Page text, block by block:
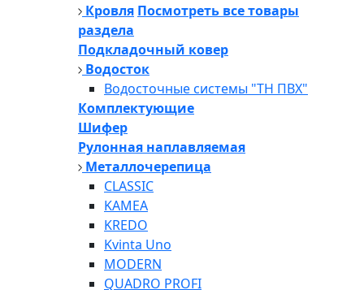
Кровля Посмотреть все товары
раздела
Подкладочный ковер
Водосток
Водосточные системы "ТН ПВХ"
Комплектующие
Шифер
Рулонная наплавляемая
Металлочерепица
CLASSIC
KAMEA
KREDO
Kvinta Uno
MODERN
QUADRO PROFI